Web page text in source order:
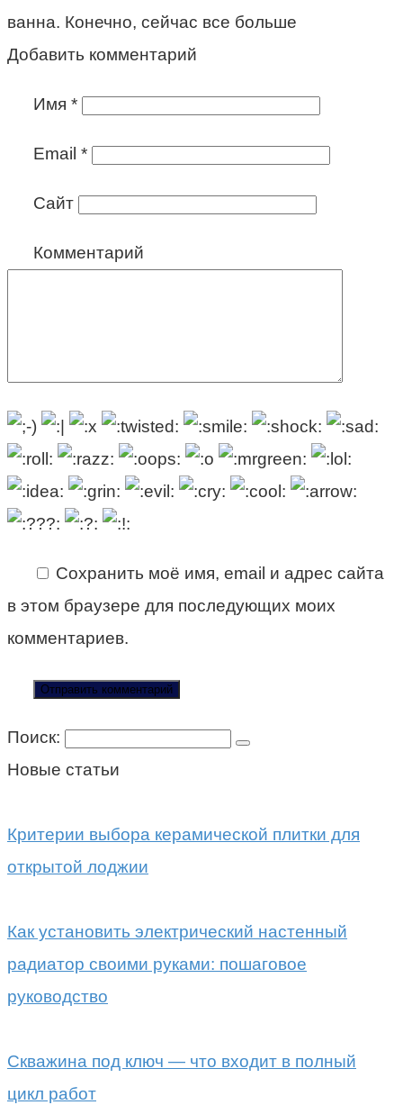
ванна. Конечно, сейчас все больше
Добавить комментарий
Имя *
Email *
Сайт
Комментарий
Сохранить моё имя, email и адрес сайта
в этом браузере для последующих моих
комментариев.
Поиск:
Новые статьи
Критерии выбора керамической плитки для
открытой лоджии
Как установить электрический настенный
радиатор своими руками: пошаговое
руководство
Скважина под ключ — что входит в полный
цикл работ